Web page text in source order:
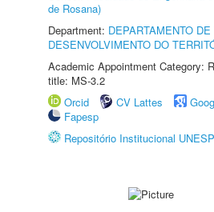
de Rosana)
Department: DEPARTAMENTO
DESENVOLVIMENTO DO
Academic Appointment Category:
title: MS-3.2
Orcid
CV Lattes
Fapesp
Repositório Institucional UNESP